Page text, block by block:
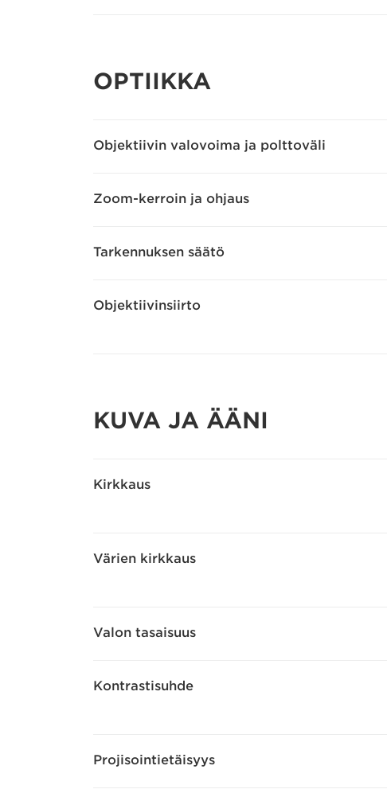
OPTIIKKA
Objektiivin valovoima ja polttoväli
Zoom-kerroin ja ohjaus
Tarkennuksen säätö
Objektiivinsiirto
KUVA JA ÄÄNI
Kirkkaus
Värien kirkkaus
Valon tasaisuus
Kontrastisuhde
Projisointietäisyys